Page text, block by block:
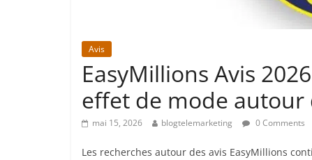
Avis
EasyMillions Avis
effet de mode autour
mai 15, 2026 blogtelemarketing 0 Comments
Les recherches autour des avis EasyMillions